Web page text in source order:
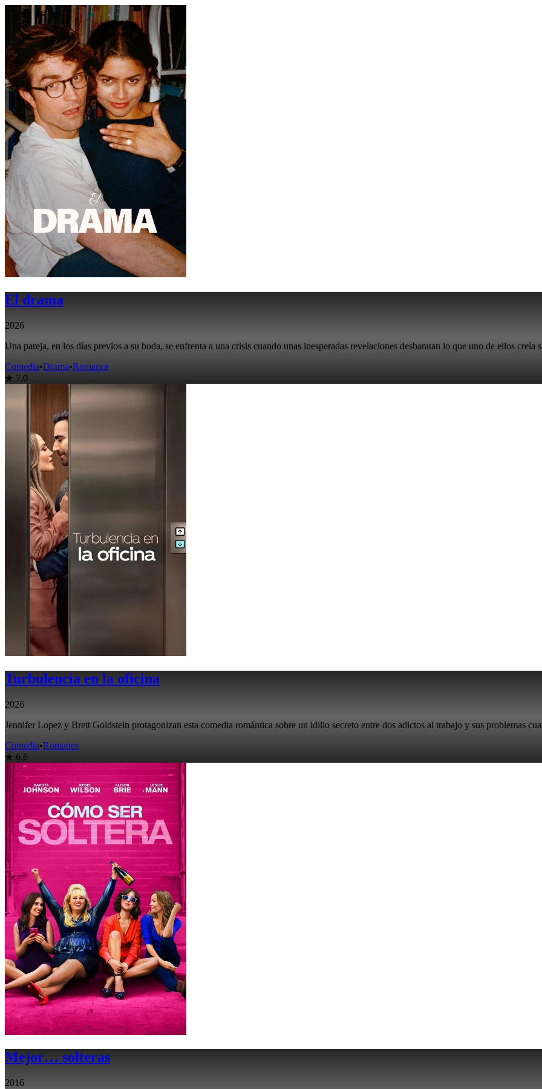
El drama
2026
Una pareja, en los días previos a su boda, se enfrenta a una crisis cuando unas inesperadas revelaciones desbaratan lo que uno de ellos creía
Comedia•Drama•Romance
★ 7.0
Turbulencia en la oficina
2026
Jennifer Lopez y Brett Goldstein protagonizan esta comedia romántica sobre un idilio secreto entre dos adictos al trabajo y sus problemas
Comedia•Romance
★ 6.6
Mejor… solteras
2016